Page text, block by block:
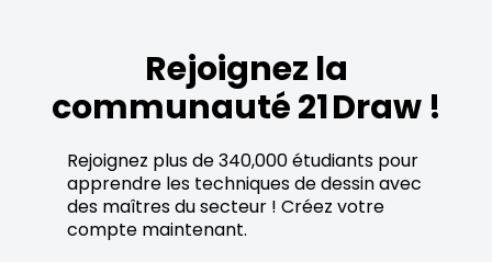
Rejoignez la
communauté 21 Draw !
Rejoignez plus de 340,000 étudiants pour
apprendre les techniques de dessin avec
des maîtres du secteur ! Créez votre
compte maintenant.